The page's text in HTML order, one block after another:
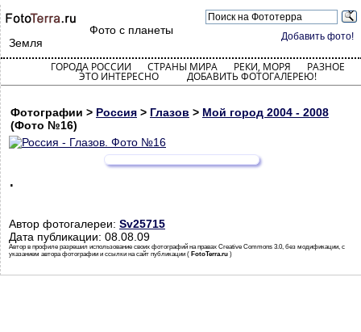
Добавить фото!
Фото с планеты
Земля
ГОРОДА РОССИИ СТРАНЫ МИРА РЕКИ, МОРЯ РАЗНОЕ
ЭТО ИНТЕРЕСНО ДОБАВИТЬ ФОТОГАЛЕРЕЮ!
Фотографии > Россия > Глазов > Мой город 2004 - 2008
(Фото №16)
.
Автор фотогалереи: Sv25715
Дата публикации: 08.08.09
Автор в профиле разрешил использование своих фотографий на правах Creative Commons 3.0, без модификации, с
указанием автора фотографии и ссылки на сайт публикации ( FotoTerra.ru )